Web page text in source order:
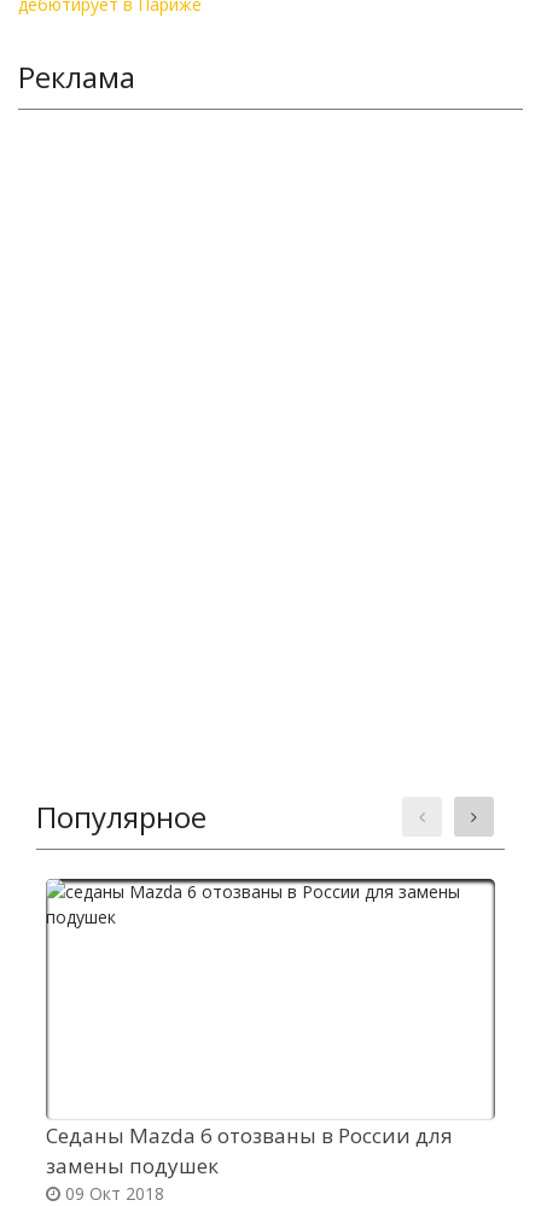
Реклама
Популярное
Седаны Mazda 6 отозваны в России для
замены подушек
09 Окт 2018